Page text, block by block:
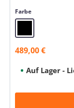
Farbeauswählen
Black
Verkaufspreis:
489,00 €
Auf Lager -